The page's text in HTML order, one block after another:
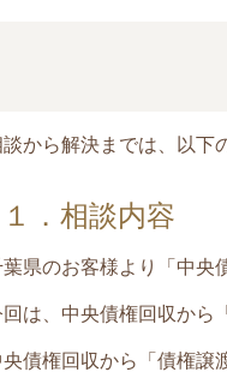
から解決までは、以下
１．相談内容
葉県のお客様より「中央
回は、中央債権回収から
央債権回収から 「債権譲